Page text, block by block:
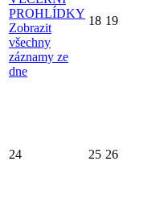
PROHLÍDKY
Zobrazit
všechny
záznamy ze
dne
18 19
24 25 26